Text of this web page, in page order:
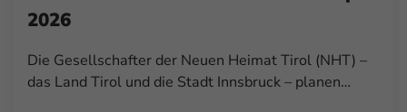
2026
Die Gesellschafter der Neuen Heimat Tirol (NHT) –
das Land Tirol und die Stadt Innsbruck – planen…